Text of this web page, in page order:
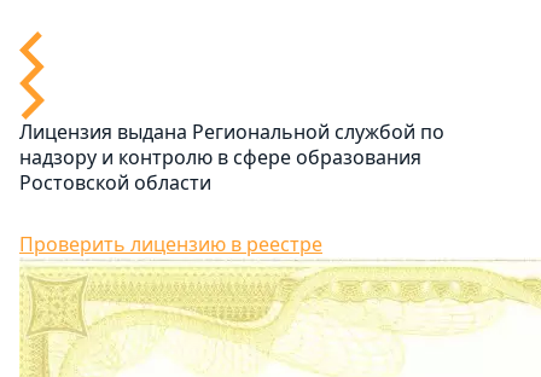
Лицензия выдана Региональной службой по
надзору и контролю в сфере образования
Ростовской области
Проверить лицензию в реестре